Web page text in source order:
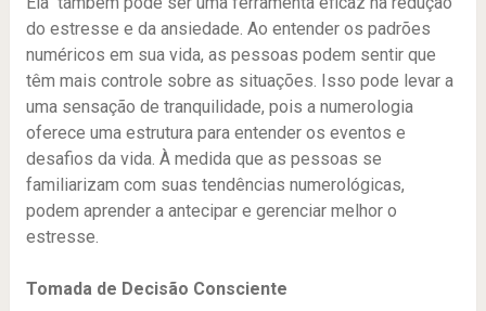
do estresse e da ansiedade. Ao entender os padrões
numéricos em sua vida, as pessoas podem sentir que
têm mais controle sobre as situações. Isso pode levar a
uma sensação de tranquilidade, pois a numerologia
oferece uma estrutura para entender os eventos e
desafios da vida. À medida que as pessoas se
familiarizam com suas tendências numerológicas,
podem aprender a antecipar e gerenciar melhor o
estresse.
Tomada de Decisão Consciente